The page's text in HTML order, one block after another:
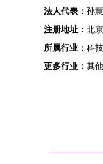
法人代表： 孙慧
注册地址： 北
所属行业： 科
更多行业： 其